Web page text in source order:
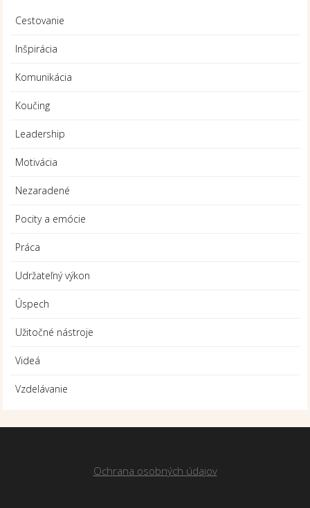
Cestovanie
Inšpirácia
Komunikácia
Koučing
Leadership
Motivácia
Nezaradené
Pocity a emócie
Práca
Udržateľný výkon
Úspech
Užitočné nástroje
Videá
Vzdelávanie
Ochrana osobných údajov